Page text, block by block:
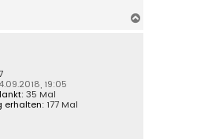
19:05
35 Mal
erhalten: 177 Mal